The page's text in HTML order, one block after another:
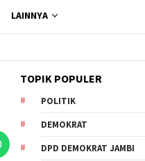
LAINNYA
TOPIK POPULER
POLITIK
DEMOKRAT
DPD DEMOKRAT JAMBI